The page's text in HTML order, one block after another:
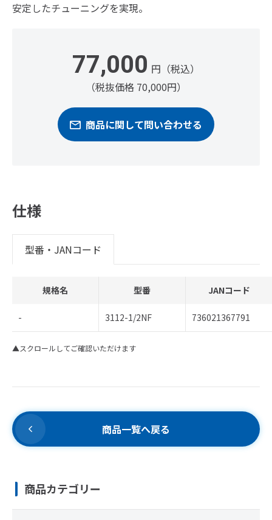
安定したチューニングを実現。
77,000 円（税込）
（税抜価格 70,000円）
商品に関して問い合わせる
仕様
型番・JANコード
規格名 型番 JANコード
- 3112-1/2NF 736021367791
▲スクロールしてご確認いただけます
商品一覧へ戻る
商品カテゴリー